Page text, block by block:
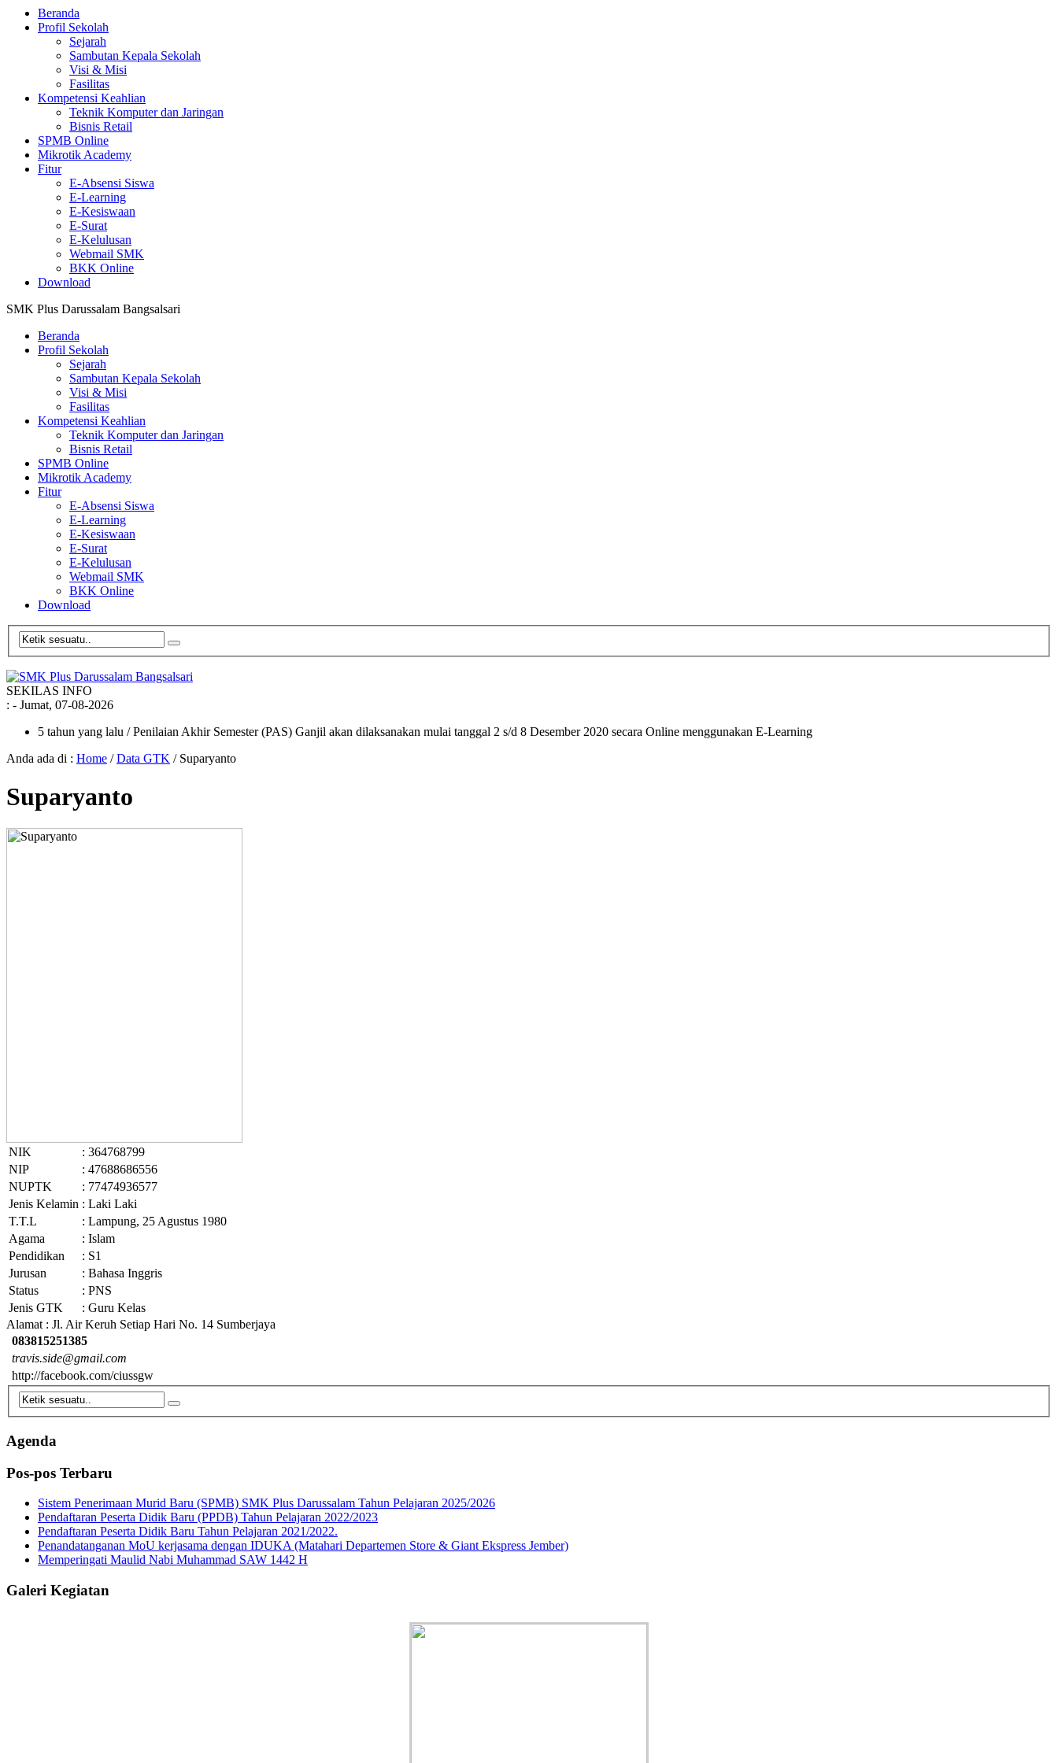
Beranda
Profil Sekolah
Sejarah
Sambutan Kepala Sekolah
Visi & Misi
Fasilitas
Kompetensi Keahlian
Teknik Komputer dan Jaringan
Bisnis Retail
SPMB Online
Mikrotik Academy
Fitur
E-Absensi Siswa
E-Learning
E-Kesiswaan
E-Surat
E-Kelulusan
Webmail SMK
BKK Online
Download
SMK Plus Darussalam Bangsalsari
Beranda
Profil Sekolah
Sejarah
Sambutan Kepala Sekolah
Visi & Misi
Fasilitas
Kompetensi Keahlian
Teknik Komputer dan Jaringan
Bisnis Retail
SPMB Online
Mikrotik Academy
Fitur
E-Absensi Siswa
E-Learning
E-Kesiswaan
E-Surat
E-Kelulusan
Webmail SMK
BKK Online
Download
SEKILAS INFO
: - Jumat, 07-08-2026
5 tahun yang lalu / Penilaian Akhir Semester (PAS) Ganjil akan dilaksanakan mulai tanggal 2 s/d 8 Desember 2020 secara Online menggunakan E-Learning
Anda ada di : Home /Data GTK / Suparyanto
Suparyanto
NIK
: 364768799
NIP
: 47688686556
NUPTK
: 77474936577
Jenis Kelamin : Laki Laki
T.T.L
: Lampung, 25 Agustus 1980
Agama
: Islam
Pendidikan
: S1
Jurusan
: Bahasa Inggris
Status
: PNS
Jenis GTK
: Guru Kelas
Alamat : Jl. Air Keruh Setiap Hari No. 14 Sumberjaya
083815251385
travis.side@gmail.com
http://facebook.com/ciussgw
Agenda
Pos-pos Terbaru
Sistem Penerimaan Murid Baru (SPMB) SMK Plus Darussalam Tahun Pelajaran 2025/2026
Pendaftaran Peserta Didik Baru (PPDB) Tahun Pelajaran 2022/2023
Pendaftaran Peserta Didik Baru Tahun Pelajaran 2021/2022.
Penandatanganan MoU kerjasama dengan IDUKA (Matahari Departemen Store & Giant Ekspress Jember)
Memperingati Maulid Nabi Muhammad SAW 1442 H
Galeri Kegiatan